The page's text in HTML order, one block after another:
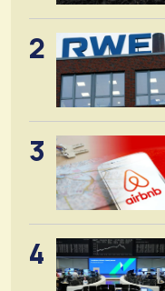
2
3
4